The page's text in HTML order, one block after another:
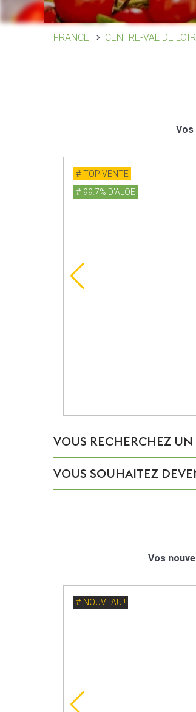
FRANCE CENTRE-VAL DE
Vos
TOP VENTE
99.7% D'ALOE
VOUS RECHERCHEZ
VOUS SOUHAITEZ
Vos
NOUVEAU !